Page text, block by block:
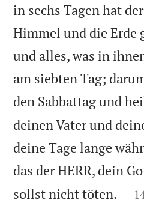
in sechs Tagen hat
Himmel und die Erde
und alles, was in
am siebten Tag;
den Sabbattag und
deinen Vater und
deine Tage lange
das der HERR, dein
sollst nicht töten. – 